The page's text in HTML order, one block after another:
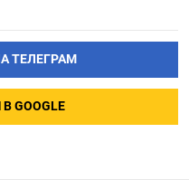
ТЕЛЕГРАМ
GOOGLE